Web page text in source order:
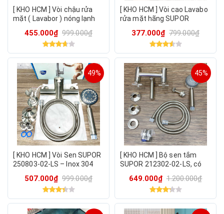
[ KHO HCM ] Vòi chậu rửa
mặt ( Lavabor ) nóng lạnh
455.000₫ 999.000₫
[ KHO HCM ] Vòi cao Lavabo
rửa mặt hãng SUPOR
, inox 304
377.000₫ 799.000₫
49%
[ KHO HCM ] Vòi Sen SUPOR
250803-02-LS – Inox 304
507.000₫ 999.000₫
45%
[ KHO HCM ] Bộ sen tắm
SUPOR 212302-02-LS, có
inox 304 xịn
649.000₫ 1.200.000₫